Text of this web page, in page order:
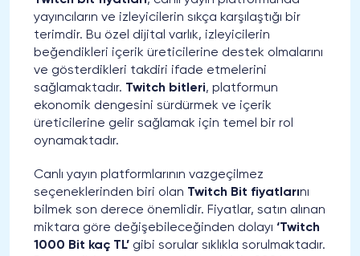
yayıncıların ve izleyicilerin sıkça karşılaştığı bir
terimdir. Bu özel dijital varlık, izleyicilerin
beğendikleri içerik üreticilerine destek olmalarını
ve gösterdikleri takdiri ifade etmelerini
sağlamaktadır. Twitch bitleri, platformun
ekonomik dengesini sürdürmek ve içerik
üreticilerine gelir sağlamak için temel bir rol
oynamaktadır.
Canlı yayın platformlarının vazgeçilmez
seçeneklerinden biri olan Twitch Bit fiyatlarını
bilmek son derece önemlidir. Fiyatlar, satın alınan
miktara göre değişebileceğinden dolayı ‘Twitch
1000 Bit kaç TL’ gibi sorular sıklıkla sorulmaktadır.